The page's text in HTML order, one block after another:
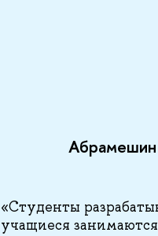
«Студенты
учащиеся